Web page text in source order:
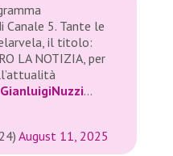
Canale 5. Tante le
il titolo:
LA NOTIZIA, per
…
August 11, 2025